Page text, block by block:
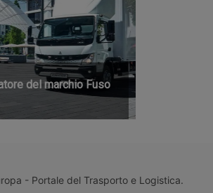
del marchio Fuso
- Portale del Trasporto e Logistica.